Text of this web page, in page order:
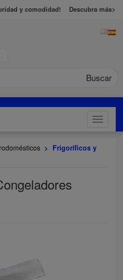
y comodidad! Descubra más>
Buscar
Toggle
> Frigoríficos y